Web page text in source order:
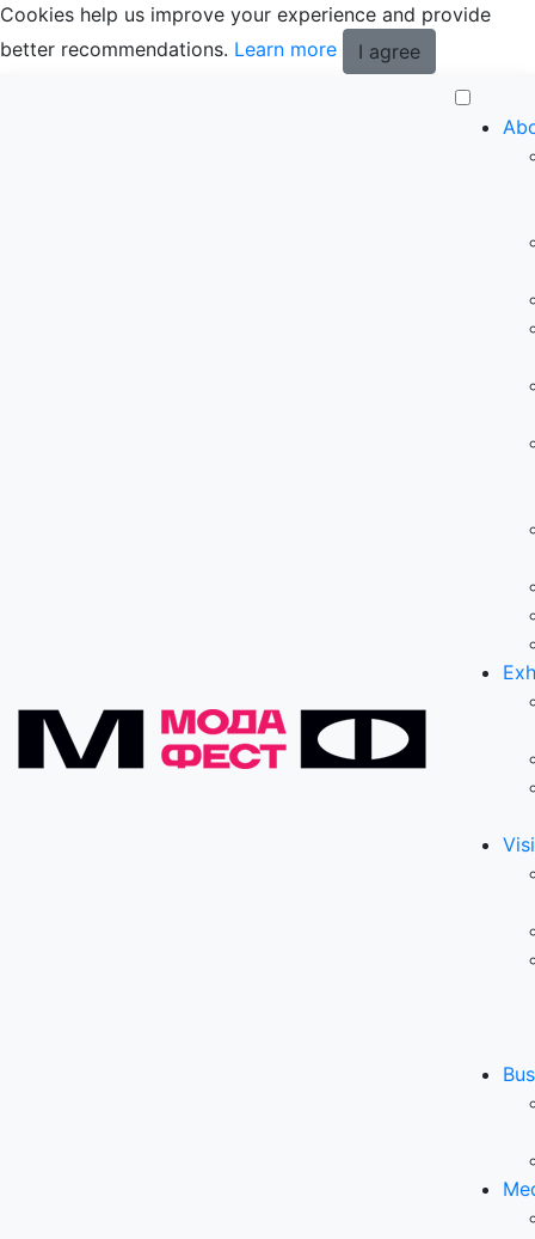
Cookies help us improve your experience and provide
better recommendations. Learn more I agree